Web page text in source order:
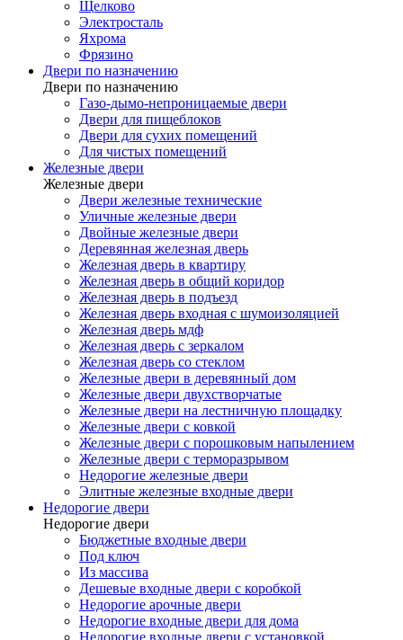
Щелково
Электросталь
Яхрома
Фрязино
Двери по назначению
Двери по назначению
Газо-дымо-непроницаемые двери
Двери для пищеблоков
Двери для сухих помещений
Для чистых помещений
Железные двери
Железные двери
Двери железные технические
Уличные железные двери
Двойные железные двери
Деревянная железная дверь
Железная дверь в квартиру
Железная дверь в общий коридор
Железная дверь в подъезд
Железная дверь входная с шумоизоляцией
Железная дверь мдф
Железная дверь с зеркалом
Железная дверь со стеклом
Железные двери в деревянный дом
Железные двери двухстворчатые
Железные двери на лестничную площадку
Железные двери с ковкой
Железные двери с порошковым напылением
Железные двери с терморазрывом
Недорогие железные двери
Элитные железные входные двери
Недорогие двери
Недорогие двери
Бюджетные входные двери
Под ключ
Из массива
Дешевые входные двери с коробкой
Недорогие арочные двери
Недорогие входные двери для дома